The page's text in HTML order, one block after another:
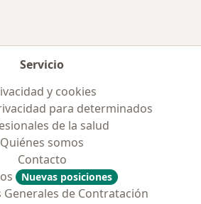
Servicio
y cookies
para determinados
de la salud
Quiénes somos
Contacto
Nuevas posiciones
Generales de Contratación